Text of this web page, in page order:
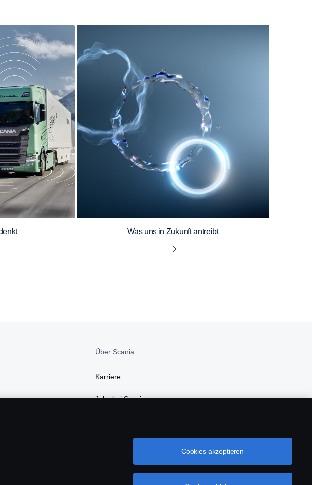
Was uns in Zukunft antreibt
Über Scania
Karriere
Jobs bei Scania
Scania Webshop
Cookies akzeptieren